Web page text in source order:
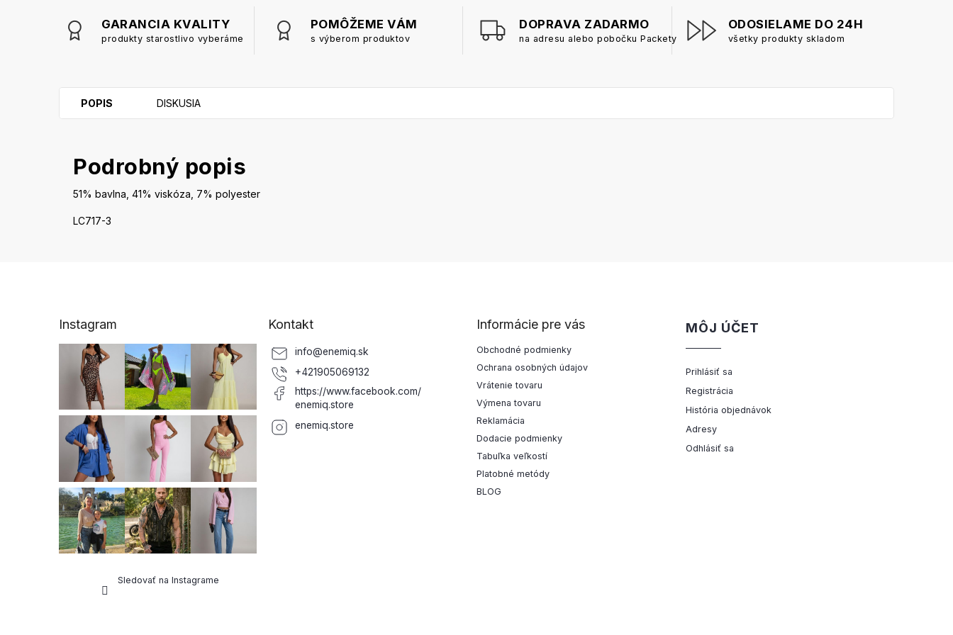
GARANCIA KVALITY
produkty starostlivo vyberáme
POMÔŽEME VÁM
s výberom produktov
DOPRAVA ZADARMO
na adresu alebo pobočku Packety
ODOSIELAME DO 24H
všetky produkty skladom
POPIS DISKUSIA
Podrobný popis
51% bavlna, 41% viskóza, 7% polyester
LC717-3
Instagram
Sledovať na Instagrame
Kontakt
info@enemiq.sk
+421905069132
https://www.facebook.com/
enemiq.store
enemiq.store
Informácie pre vás
Obchodné podmienky
Ochrana osobných údajov
Vrátenie tovaru
Výmena tovaru
Reklamácia
Dodacie podmienky
Tabuľka veľkostí
Platobné metódy
BLOG
MÔJ ÚČET
Prihlásiť sa
Registrácia
História objednávok
Adresy
Odhlásiť sa